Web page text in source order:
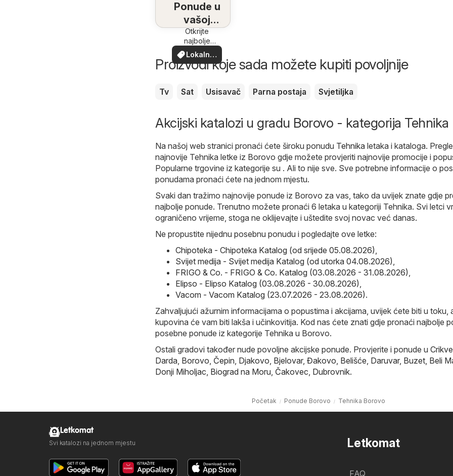
Ponude u
vašoj
blizini
Otkrijte
najbolje
ponude u
vašoj blizini
Lokalne
ponude
Proizvodi koje sada možete kupiti povoljnije
Tv Sat Usisavač Parna postaja Svjetiljka
Akcijski katalozi u gradu Borovo - kategorija Tehnika
Na našoj web stranici pronaći ćete široku ponudu Tehnika letaka i kataloga.
najnovije Tehnika letke iz Borovo gdje možete provjeriti najnovije promocije i
Popularne trgovine iz kategorije su . Ali to nije sve. Sve potrebne informacije o
ponudama pronaći ćete na jednom mjestu.
Svaki dan tražimo najnovije ponude iz Borovo za vas, tako da uvijek znate gdje
najbolje ponude. Trenutno možete pronaći 6 letaka u kategoriji Tehnika. Svi letci
ograničeno vrijeme, stoga ne oklijevajte i uštedite svoj novac već danas.
Ne propustite nijednu posebnu ponudu i pogledajte ove letke:
Chipoteka - Chipoteka Katalog (od srijede 05.08.2026),
Svijet medija - Svijet medija Katalog (od utorka 04.08.2026),
FRIGO & Co. - FRIGO & Co. Katalog (03.08.2026 - 31.08.2026),
Elipso - Elipso Katalog (03.08.2026 - 30.08.2026),
Vacom - Vacom Katalog (23.07.2026 - 23.08.2026).
Zahvaljujući ažurnim informacijama o popustima i akcijama, uvijek ćete biti u toku,
kupovina će vam biti lakša i učinkovitija. Kod nas ćete znati gdje pronaći najbolje
posebne ponude iz kategorije Tehnika u Borovo.
Ostali gradovi također nude povoljne akcijske ponude. Provjerite i ponude u
Darda, Borovo, Čepin, Djakovo, Bjelovar, Đakovo, Belišće, Daruvar, Buzet, Beli
Donji Miholjac, Biograd na Moru, Čakovec, Dubrovnik.
Početak Ponude Borovo Tehnika Borovo
Letkomat
FAQ
Letkomat
Svi katalozi na jednom mjestu